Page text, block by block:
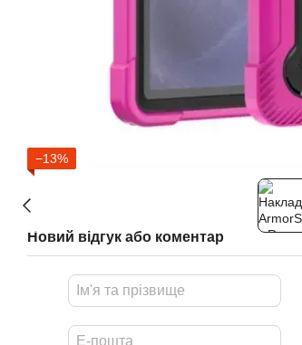
−13%
Новий відгук або коментар